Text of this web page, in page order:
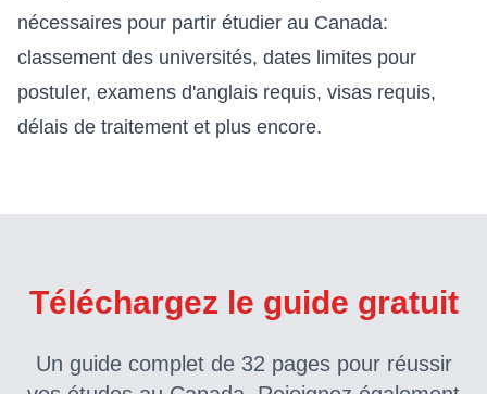
nécessaires pour partir étudier au Canada:
classement des universités, dates limites pour
postuler, examens d'anglais requis, visas requis,
délais de traitement et plus encore.
Téléchargez le guide gratuit
Un guide complet de 32 pages pour réussir